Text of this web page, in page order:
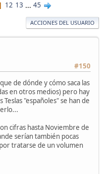
12 13 ... 45
ACCIONES DEL USUARIO
#150
de dónde y cómo saca las
en otros medios) pero hay
"españoles" se han de
cifras hasta Noviembre de
serían también pocas
tratarse de un volumen